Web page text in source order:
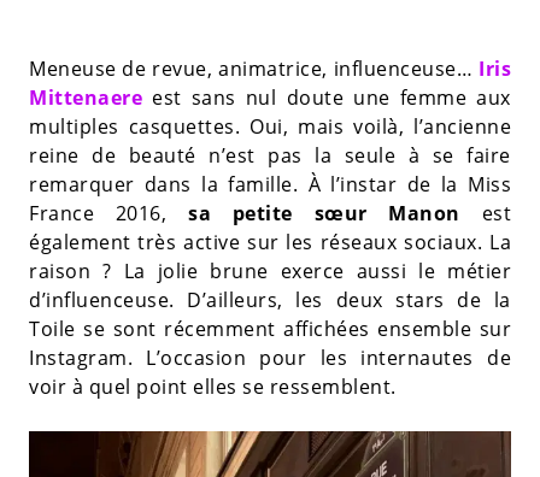
Meneuse de revue, animatrice, influenceuse… Iris
Mittenaere est sans nul doute une femme aux
multiples casquettes. Oui, mais voilà, l’ancienne
reine de beauté n’est pas la seule à se faire
remarquer dans la famille. À l’instar de la Miss
France 2016, sa petite sœur Manon est
également très active sur les réseaux sociaux. La
raison ? La jolie brune exerce aussi le métier
d’influenceuse. D’ailleurs, les deux stars de la
Toile se sont récemment affichées ensemble sur
Instagram. L’occasion pour les internautes de
voir à quel point elles se ressemblent.